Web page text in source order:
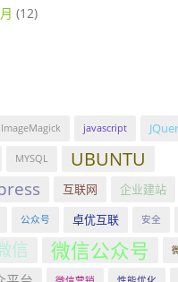
(12)
ImageMagick javascript
MYSQL UBUNTU
互联网 企业建站
公众号 卓优互联 安全
信 微信公众号